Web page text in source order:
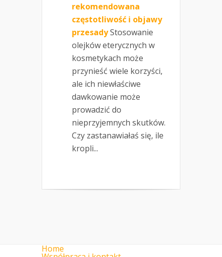
rekomendowana
częstotliwość i objawy
przesadyStosowanie
olejków eterycznych w
kosmetykach może
przynieść wiele korzyści,
ale ich niewłaściwe
dawkowanie może
prowadzić do
nieprzyjemnych skutków.
Czy zastanawiałaś się, ile
kropli...
Home